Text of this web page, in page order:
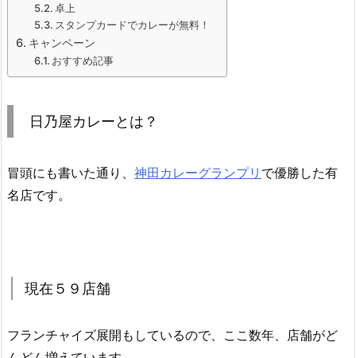
卓上
スタンプカードでカレーが無料！
キャンペーン
おすすめ記事
日乃屋カレーとは？
冒頭にも書いた通り、 神田カレーグランプリ で優勝した有
名店です。
現在５９店舗
フランチャイズ展開もしているので、ここ数年、店舗がど